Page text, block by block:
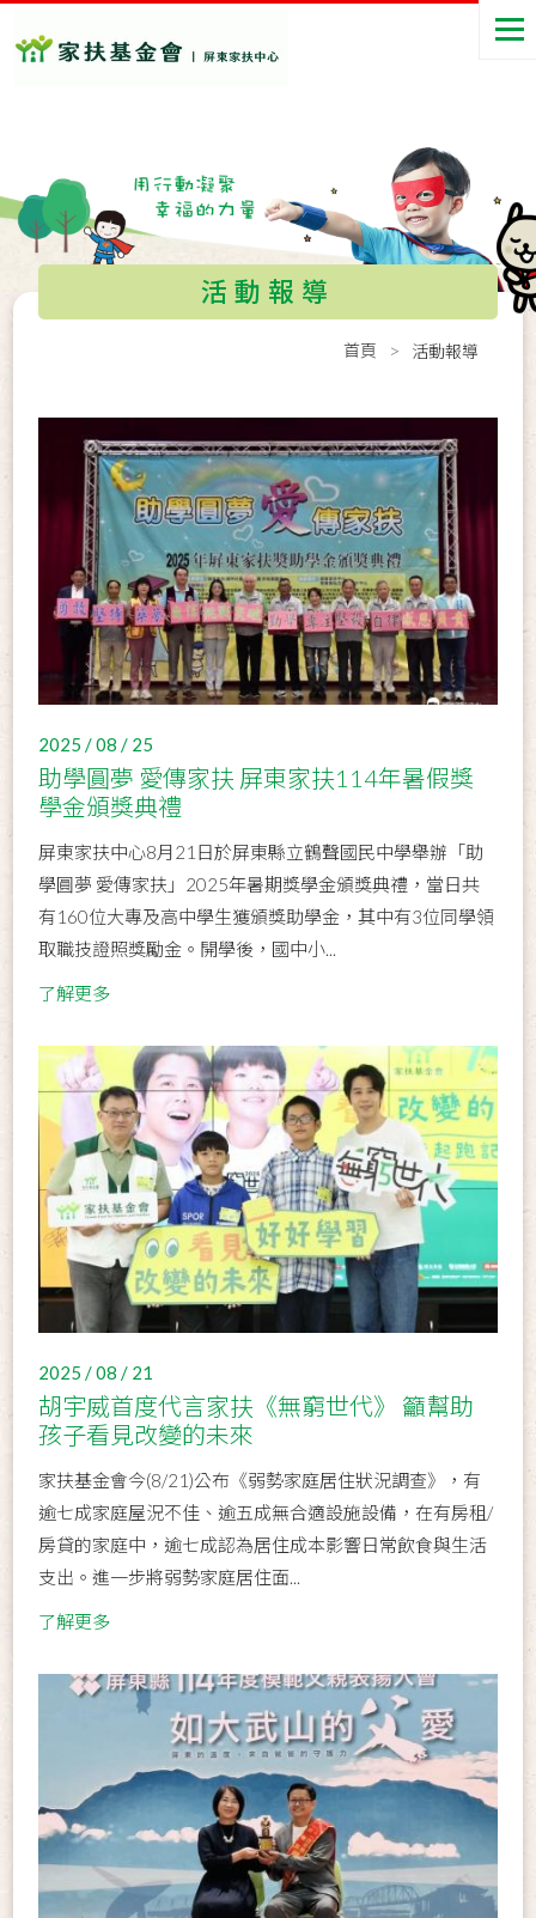
活動報導
首頁 活動報導
2025 / 08 / 25
助學圓夢 愛傳家扶 屏東家扶114年暑假獎
學金頒獎典禮
屏東家扶中心8月21日於屏東縣立鶴聲國民中學舉辦「助
學圓夢 愛傳家扶」2025年暑期獎學金頒獎典禮，當日共
有160位大專及高中學生獲頒獎助學金，其中有3位同學領
取職技證照獎勵金。開學後，國中小...
了解更多
2025 / 08 / 21
胡宇威首度代言家扶《無窮世代》 籲幫助
孩子看見改變的未來
家扶基金會今(8/21)公布《弱勢家庭居住狀況調查》，有
逾七成家庭屋況不佳、逾五成無合適設施設備，在有房租/
房貸的家庭中，逾七成認為居住成本影響日常飲食與生活
支出。進一步將弱勢家庭居住面...
了解更多